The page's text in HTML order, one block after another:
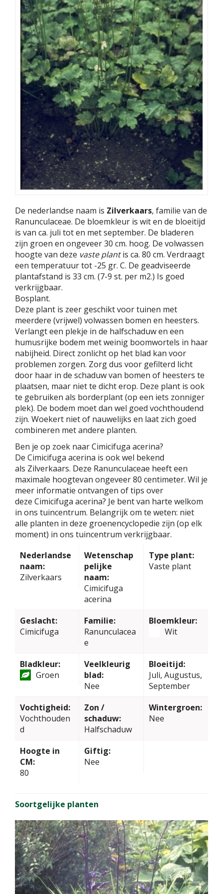
De nederlandse naam is Zilverkaars, familie van de
Ranunculaceae. De bloemkleur is wit en de bloeitijd
is van ca. juli tot en met september. De bladeren
zijn groen en ongeveer 30 cm. hoog. De volwassen
hoogte van deze vaste plantis ca. 80 cm. Verdraagt
een temperatuur tot -25 gr. C. De geadviseerde
plantafstand is 33 cm. (7-9 st. per m2.) Is goed
verkrijgbaar.
Bosplant.
Deze plant is zeer geschikt voor tuinen met
meerdere (vrijwel) volwassen bomen en heesters.
Verlangt een plekje in de halfschaduw en een
humusrijke bodem met weinig boomwortels in haar
nabijheid. Direct zonlicht op het blad kan voor
problemen zorgen. Zorg dus voor gefilterd licht
door haar in de schaduw van bomen of heesters te
plaatsen, maar niet te dicht erop. Deze plant is ook
te gebruiken als borderplant (op een iets zonniger
plek). De bodem moet dan wel goed vochthoudend
zijn. Woekert niet of nauwelijks en laat zich goed
combineren met andere planten.
Ben je op zoek naar Cimicifuga acerina?
De Cimicifuga acerina is ook wel bekend
als Zilverkaars. Deze Ranunculaceae heeft een
maximale hoogtevan ongeveer 80 centimeter. Wil je
meer informatie ontvangen of tips over
deze Cimicifuga acerina? Je bent van harte welkom
in ons tuincentrum. Belangrijk om te weten: niet
alle planten in deze groenencyclopedie zijn (op elk
moment) in ons tuincentrum verkrijgbaar.
Nederlandse
naam:
Zilverkaars
Wetenschap
pelijke
naam:
Cimicifuga
acerina
Type plant:
Vaste plant
Geslacht:
Cimicifuga
Familie:
Ranunculacea
e
Bloemkleur:
Wit
Bladkleur:
Groen
Veelkleurig
blad:
Nee
Bloeitijd:
Juli, Augustus,
September
Vochtigheid:
Vochthouden
d
Zon /
schaduw:
Halfschaduw
Wintergroen:
Nee
Hoogte in
CM:
80
Giftig:
Nee
Soortgelijke planten